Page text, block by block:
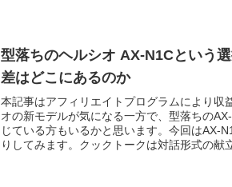
型落ちのヘルシオ AX-N1Cという
差はどこにあるのか
本記事はアフィリエイトプログラムにより収
オの新モデルが気になる一方で、型落ちの
じている方もいるかと思います。今回はAX-
りしてみます。クックトークは対話形式の献